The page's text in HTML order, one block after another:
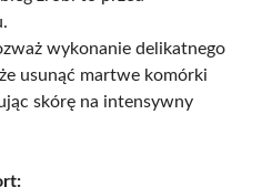
wykonanie delikatnego
usunąć martwe komórki
skórę na intensywny